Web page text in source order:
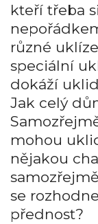
kteří třeba
různé
speciální
dokáží
Jak celý
mohou
nějakou
se
přednost?